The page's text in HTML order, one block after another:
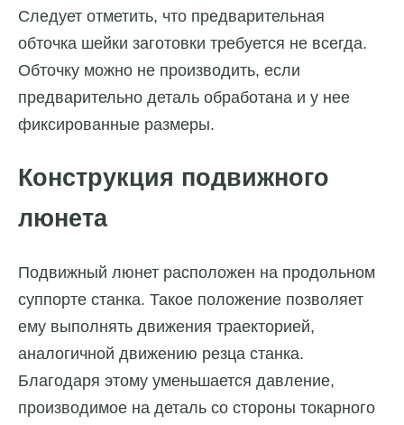
Следует отметить, что предварительная
обточка шейки заготовки требуется не всегда.
Обточку можно не производить, если
предварительно деталь обработана и у нее
фиксированные размеры.
Конструкция подвижного
люнета
Подвижный люнет расположен на продольном
суппорте станка. Такое положение позволяет
ему выполнять движения траекторией,
аналогичной движению резца станка.
Благодаря этому уменьшается давление,
производимое на деталь со стороны токарного